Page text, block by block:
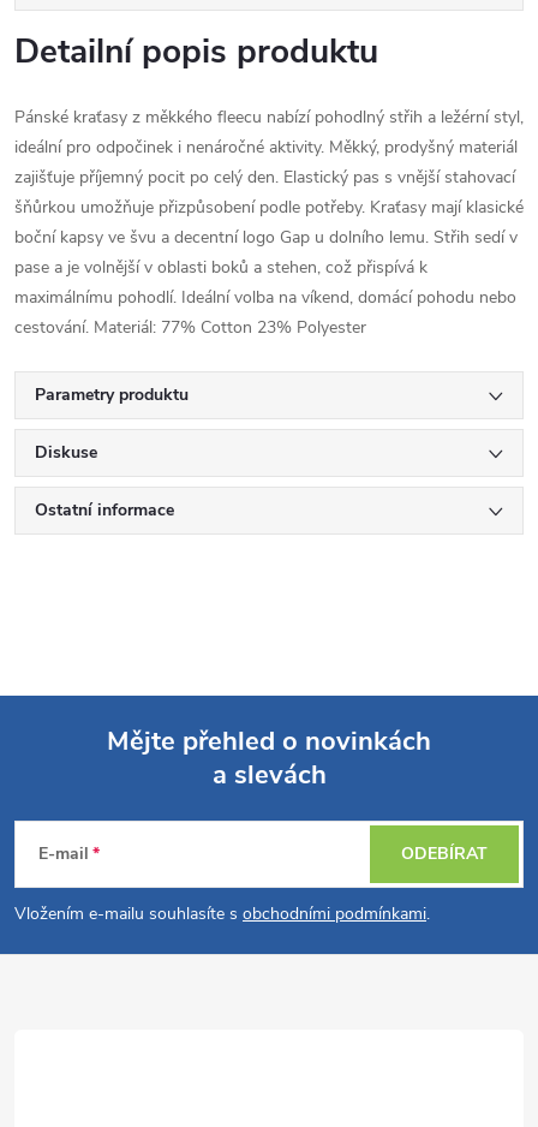
Detailní popis produktu
Pánské kraťasy z měkkého fleecu nabízí pohodlný střih a ležérní styl,
ideální pro odpočinek i nenáročné aktivity. Měkký, prodyšný materiál
zajišťuje příjemný pocit po celý den. Elastický pas s vnější stahovací
šňůrkou umožňuje přizpůsobení podle potřeby. Kraťasy mají klasické
boční kapsy ve švu a decentní logo Gap u dolního lemu. Střih sedí v
pase a je volnější v oblasti boků a stehen, což přispívá k
maximálnímu pohodlí. Ideální volba na víkend, domácí pohodu nebo
cestování. Materiál: 77% Cotton 23% Polyester
Parametry produktu
Diskuse
Ostatní informace
p
a
Mějte přehled o novinkách
a slevách
E-mail
Vložením e-mailu souhlasíte s obchodními podmínkami.
ODEBÍRAT